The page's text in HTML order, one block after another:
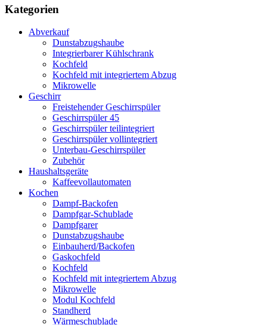
Kategorien
Abverkauf
Dunstabzugshaube
Integrierbarer Kühlschrank
Kochfeld
Kochfeld mit integriertem Abzug
Mikrowelle
Geschirr
Freistehender Geschirrspüler
Geschirrspüler 45
Geschirrspüler teilintegriert
Geschirrspüler vollintegriert
Unterbau-Geschirrspüler
Zubehör
Haushaltsgeräte
Kaffeevollautomaten
Kochen
Dampf-Backofen
Dampfgar-Schublade
Dampfgarer
Dunstabzugshaube
Einbauherd/Backofen
Gaskochfeld
Kochfeld
Kochfeld mit integriertem Abzug
Mikrowelle
Modul Kochfeld
Standherd
Wärmeschublade